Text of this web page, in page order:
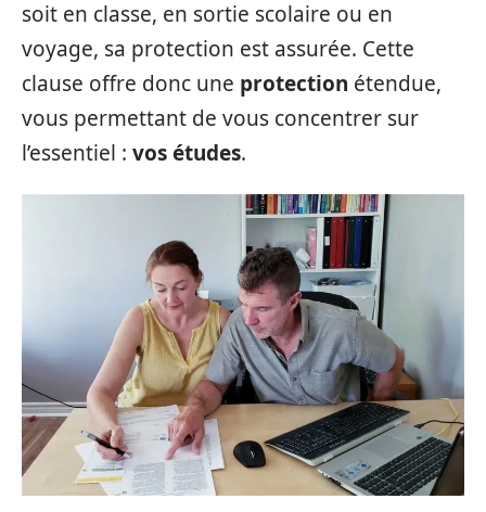
soit en classe, en sortie scolaire ou en
voyage, sa protection est assurée. Cette
clause offre donc une protection étendue,
vous permettant de vous concentrer sur
l’essentiel : vos études.